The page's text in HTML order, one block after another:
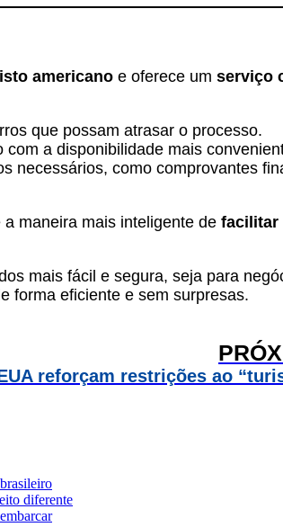
americano e oferece um serviço
que possam atrasar o processo.
a disponibilidade mais
necessários, como comprovantes
a maneira mais inteligente de facilitar
mais fácil e segura, seja para
forma eficiente e sem surpresas.
diferente